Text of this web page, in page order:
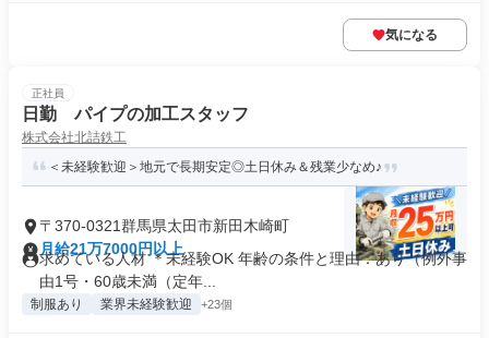
気になる
正社員
日勤 パイプの加工スタッフ
株式会社北詰鉄工
＜未経験歓迎＞地元で長期安定◎土日休み＆残業少なめ♪
〒370-0321群馬県太田市新田木崎町
月給21万7000円以上
求めている人材 ＊未経験OK 年齢の条件と理由：あり（例外事
由1号・60歳未満（定年...
制服あり 業界未経験歓迎 +23個